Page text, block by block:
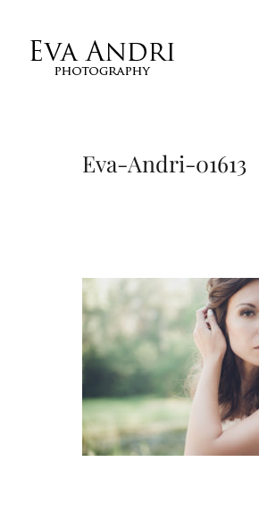
Eva-Andri-01613